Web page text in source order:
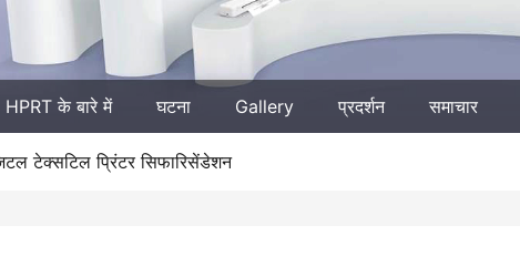
HPRT के बारे में घटना Gallery प्रदर्शन समाचार
टेक्सटिल प्रिंटर सिफारिसेंडेशन